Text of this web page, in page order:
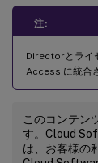
注:
Directorとライ
Access に統合
このコンテン
す。Cloud
は、お客様の